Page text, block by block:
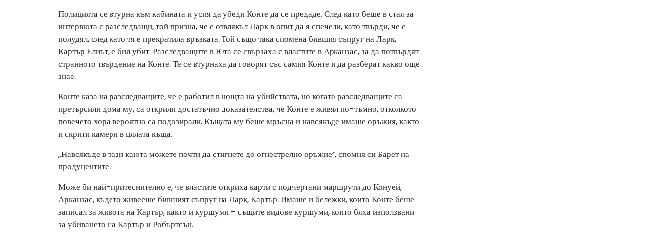
Полицията се втурна към кабината и успя да убеди Конте да се предаде. След като беше в стая за
интервюта с разследващи, той призна, че е отвлякъл Ларк в опит да я спечели, като твърди, че е
полудял, след като тя е прекратила връзката. Той също така спомена бившия съпруг на Ларк,
Картър Елиът, е бил убит. Разследващите в Юта се свързаха с властите в Арканзас, за да потвърдят
странното твърдение на Конте. Те се втурнаха да говорят със самия Конте и да разберат какво още
знае.
Конте каза на разследващите, че е работил в нощта на убийствата, но когато разследващите са
претърсили дома му, са открили достатъчно доказателства, че Конте е живял по-тъмно, отколкото
повечето хора вероятно са подозирали. Къщата му беше мръсна и навсякъде имаше оръжия, както
и скрити камери в цялата къща.
„Навсякъде в тази каюта можете почти да стигнете до огнестрелно оръжие“, спомня си Барет на
продуцентите.
Може би най-притеснително е, че властите откриха карти с подчертани маршрути до Конуей,
Арканзас, където живееше бившият съпруг на Ларк, Картър. Имаше и бележки, които Конте беше
записал за живота на Картър, както и куршуми - същите видове куршуми, които бяха използвани
за убиването на Картър и Робъртсън.